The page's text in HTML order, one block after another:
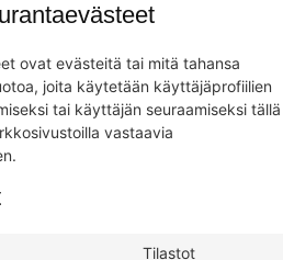
ovat evästeitä tai mitä tahansa
joita käytetään käyttäjäprofiilien
tai käyttäjän seuraamiseksi tällä
vastaavia
Tilastot